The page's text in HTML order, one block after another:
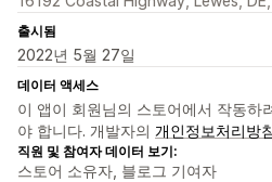
출시됨
2022년 5월 27일
데이터 액세스
이 앱이 회원님의 스토어에서 작동하
야 합니다. 개발자의 개인정보처리방
직원 및 참여자 데이터 보기:
스토어 소유자, 블로그 기여자